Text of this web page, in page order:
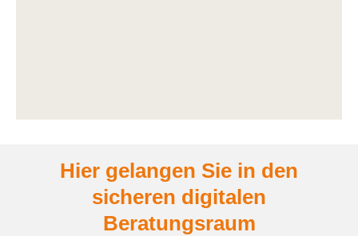
Hier gelangen Sie in den
sicheren digitalen
Beratungsraum